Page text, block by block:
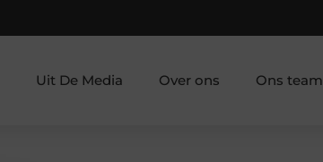
Uit De Media Over ons Ons team